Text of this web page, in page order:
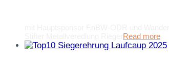
Read more